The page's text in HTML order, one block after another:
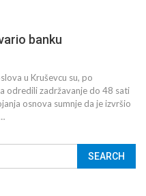
banku
u Kruševcu su, po
odredili zadržavanje do 48 sati
osnova sumnje da je izvršio